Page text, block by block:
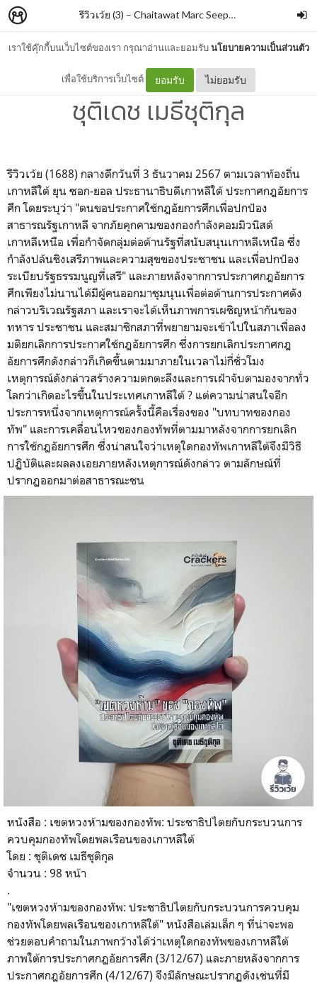
เราใช้คุ๊กกี้บนเว็บไซต์ของเรา กรุณาอ่านและยอมรับนโยบายความเป็นส่วนตัว
เพื่อใช้บริการเว็บไซต์ ยอมรับ ไม่ยอมรับ
รีวิวเว้ย (3) – Chaitawat Marc Seephongsai
เขตหวงห้ามของกองทัพ By
ชุติเดช เมธีชุติกุล
รีวิวเว้ย (1688) กลางดึกวันที่ 3 ธันวาคม 2567 ตามเวลาท้องถิ่น
เกาหลีใต้ ยุน ซอก-ยอล ประธานาธิบดีเกาหลีใต้ ประกาศกฎอัยการ
ศึก โดยระบุว่า "ตนขอประกาศใช้กฎอัยการศึกเพื่อปกป้อง
สาธารณรัฐเกาหลี จากภัยคุกคามของกองกำลังคอมมิวนิสต์
เกาหลีเหนือ เพื่อกำจัดกลุ่มต่อต้านรัฐที่สนับสนุนเกาหลีเหนือ ซึ่ง
กำลังปล้นชิงเสรีภาพและความสุขของประชาชน และเพื่อปกป้อง
ระเบียบรัฐธรรมนูญที่เสรี" และภายหลังจากการประกาศกฎอัยการ
ศึกเพียงไม่นานได้มีผู้คนออกมาชุมนุนเพื่อต่อต้านการประกาศดัง
กล่าวบริเวณรัฐสภา และเราจะได้เห็นภาพการเผชิญหน้ากันของ
ทหาร ประชาชน และสมาชิกสภาที่พยายามจะเข้าไปในสภาเพื่อลง
มติยกเลิกการประกาศใช้กฎอัยการศึก ซึ่งการยกเลิกประกาศกฎ
อัยการศึกดังกล่าวก็เกิดขึ้นตามมาภายในเวลาไม่กี่ชั่วโมง
เหตุการณ์ดังกล่าวสร้างความตกตะลึงและการเฝ้าจับตามองจากทั่ว
โลกว่าเกิดอะไรขึ้นในประเทศเกาหลีใต้ ? แต่ความน่าสนใจอีก
ประการหนึ่งจากเหตุการณ์ครั้งนี้คือเรื่องของ "บทบาทของกอง
ทัพ" และการเคลื่อนไหวของกองทัพที่ตามมาหลังจากการยกเลิก
การใช้กฎอัยการศึก ซึ่งน่าสนใจว่าเหตุใดกองทัพเกาหลีใต้จึงมีวิธี
ปฏิบัติและผลลงเอยภายหลังเหตุการณ์ดังกล่าว ตามลักษณ์ที่
ปรากฏออกมาต่อสาธารณะชน
หนังสือ : เขตหวงห้ามของกองทัพ: ประชาธิปไตยกับกระบวนการ
ควบคุมกองทัพโดยพลเรือนของเกาหลีใต้
โดย : ชุติเดช เมธีชุติกุล
จำนวน : 98 หน้า
.
"เขตหวงห้ามของกองทัพ: ประชาธิปไตยกับกระบวนการควบคุม
กองทัพโดยพลเรือนของเกาหลีใต้" หนังสือเล่มเล็ก ๆ ที่น่าจะพอ
ช่วยตอบคำถามในภาพกว้างได้ว่าเหตุใดกองทัพของเกาหลีใต้
ภาพใต้การประกาศกฎอัยการศึก (3/12/67) และภายหลังจากการ
ประกาศกฎอัยการศึก (4/12/67) จึงมีลักษณะปรากฏดังเช่นที่มี